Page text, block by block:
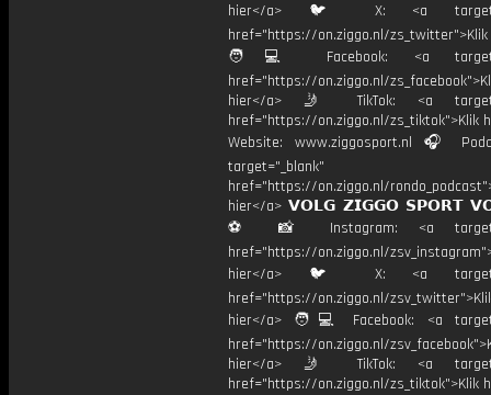
hier</a> 🐦 X: <a
href="https://on.ziggo.nl/
🧑💻 Facebook: <a
href="https://on.ziggo.nl/
hier</a> 🤳 TikTok: <a
href="https://on.ziggo.nl/zs_tiktok">Klik
Website: www.ziggosport.nl 🎧
target="_blank"
href="https://on.ziggo.nl/
hier</a> 𝗩𝗢𝗟𝗚 𝗭𝗜𝗚𝗚𝗢 𝗦𝗣𝗢𝗥𝗧
⚽️ 📸 Instagram: <a
href="https://on.ziggo.nl/
hier</a> 🐦 X: <a
href="https://on.ziggo.nl/
hier</a> 🧑💻 Facebook: <a
href="https://on.ziggo.nl/
hier</a> 🤳 TikTok: <a
href="https://on.ziggo.nl/zs_tiktok">Klik